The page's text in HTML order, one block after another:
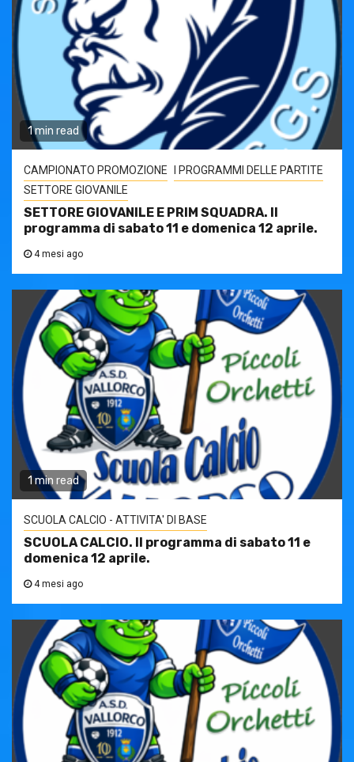
1 min read
CAMPIONATO PROMOZIONE
I PROGRAMMI DELLE PARTITE
SETTORE GIOVANILE
SETTORE GIOVANILE E PRIM SQUADRA. Il
programma di sabato 11 e domenica 12 aprile.
4 mesi ago
1 min read
SCUOLA CALCIO - ATTIVITA' DI BASE
SCUOLA CALCIO. Il programma di sabato 11 e
domenica 12 aprile.
4 mesi ago